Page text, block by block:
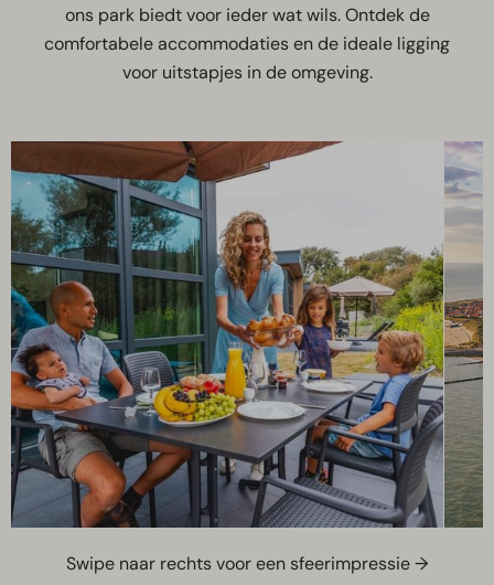
ons park biedt voor ieder wat wils. Ontdek de
comfortabele accommodaties en de ideale ligging
voor uitstapjes in de omgeving.
Swipe naar rechts voor een sfeerimpressie →